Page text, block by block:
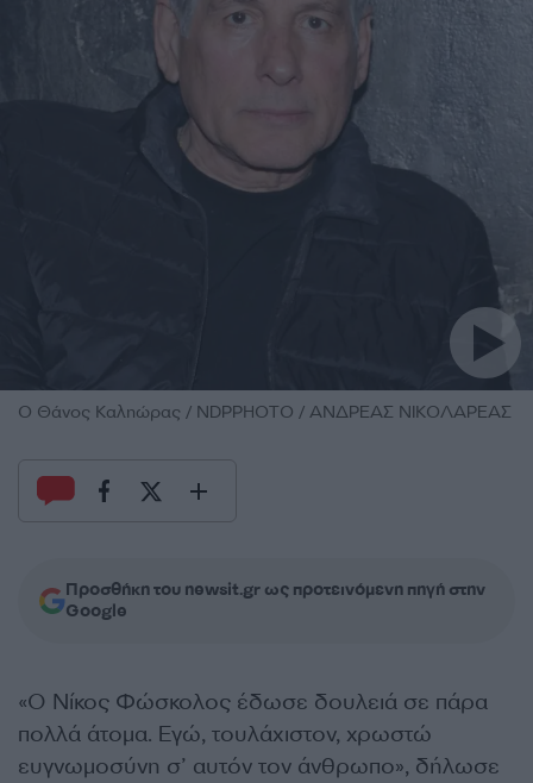
O Θάνος Καληώρας / NDPPHOTO / ΑΝΔΡΕΑΣ ΝΙΚΟΛΑΡΕΑΣ
Προσθήκη του newsit.gr ως προτεινόμενη πηγή στην
Google
«Ο Νίκος Φώσκολος έδωσε δουλειά σε πάρα
πολλά άτομα. Εγώ, τουλάχιστον, χρωστώ
ευγνωμοσύνη σ’ αυτόν τον άνθρωπο», δήλωσε